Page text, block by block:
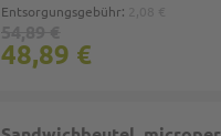
Entsorgungsgebühr:
48,89 €
54,89 €